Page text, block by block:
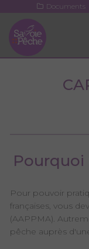
contenu
principal
Documents
Pourquoi
Pour pouvoir
françaises, vous
(AAPPMA).
pêche auprès